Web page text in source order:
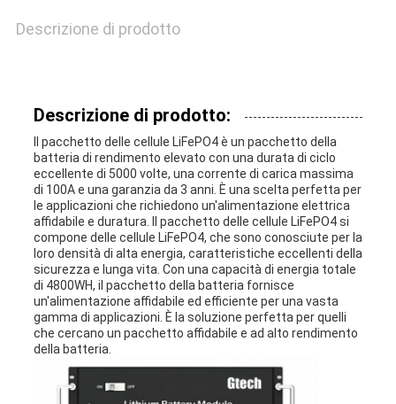
SULLA
Descrizione di prodotto
Descrizione di prodotto:
Il pacchetto delle cellule LiFePO4 è un pacchetto della
batteria di rendimento elevato con una durata di ciclo
eccellente di 5000 volte, una corrente di carica massima
di 100A e una garanzia da 3 anni. È una scelta perfetta per
le applicazioni che richiedono un'alimentazione elettrica
affidabile e duratura. Il pacchetto delle cellule LiFePO4 si
compone delle cellule LiFePO4, che sono conosciute per la
loro densità di alta energia, caratteristiche eccellenti della
sicurezza e lunga vita. Con una capacità di energia totale
di 4800WH, il pacchetto della batteria fornisce
un'alimentazione affidabile ed efficiente per una vasta
gamma di applicazioni. È la soluzione perfetta per quelli
che cercano un pacchetto affidabile e ad alto rendimento
della batteria.